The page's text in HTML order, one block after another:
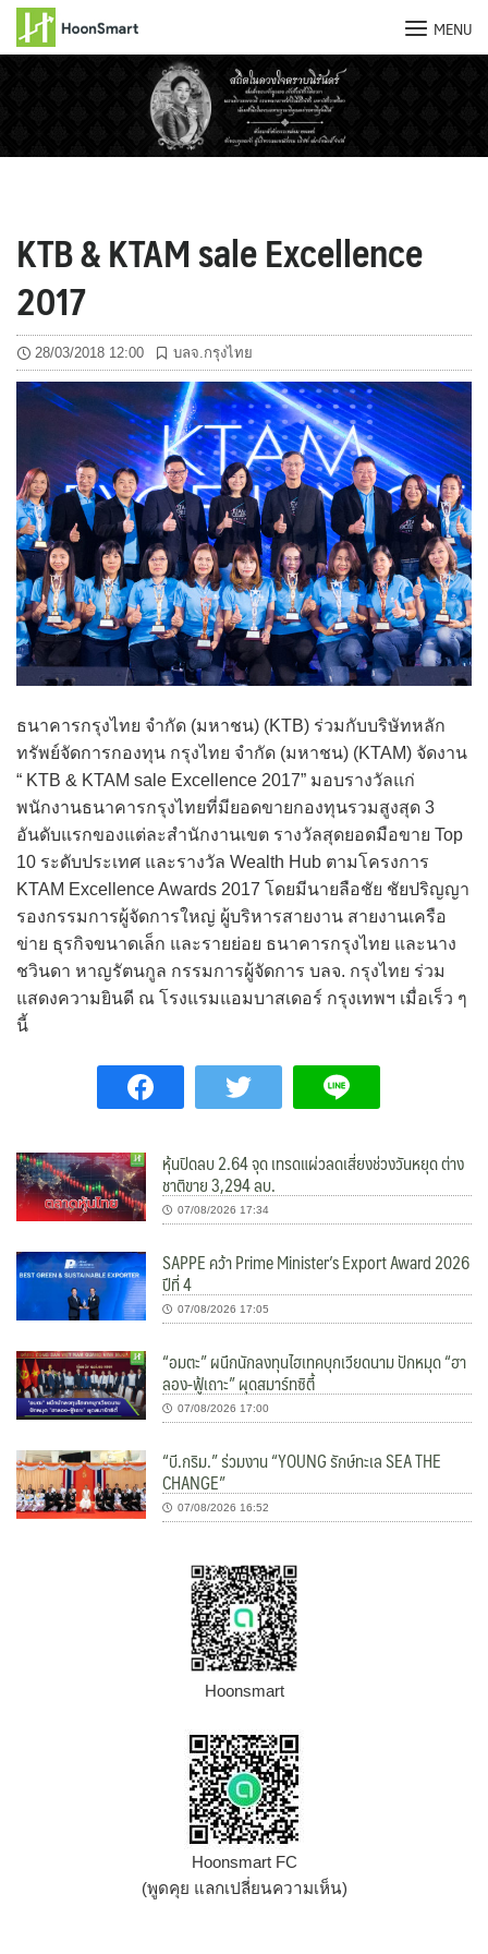
MENU
KTB & KTAM sale Excellence
2017
28/03/2018 12:00 บลจ.กรุงไทย
ธนาคารกรุงไทย จำกัด (มหาชน) (KTB) ร่วมกับบริษัทหลัก
ทรัพย์จัดการกองทุน กรุงไทย จำกัด (มหาชน) (KTAM) จัดงาน
“ KTB & KTAM sale Excellence 2017” มอบรางวัลแก่
พนักงานธนาคารกรุงไทยที่มียอดขายกองทุนรวมสูงสุด 3
อันดับแรกของแต่ละสำนักงานเขต รางวัลสุดยอดมือขาย Top
10 ระดับประเทศ และรางวัล Wealth Hub ตามโครงการ
KTAM Excellence Awards 2017 โดยมีนายลือชัย ชัยปริญญา
รองกรรมการผู้จัดการใหญ่ ผู้บริหารสายงาน สายงานเครือ
ข่าย ธุรกิจขนาดเล็ก และรายย่อย ธนาคารกรุงไทย และนาง
ชวินดา หาญรัตนกูล กรรมการผู้จัดการ บลจ. กรุงไทย ร่วม
แสดงความยินดี ณ โรงแรมแอมบาสเดอร์ กรุงเทพฯ เมื่อเร็ว ๆ
นี้
หุ้นปิดลบ 2.64 จุด เทรดแผ่วลดเสี่ยงช่วงวันหยุด ต่าง
ชาติขาย 3,294 ลบ.
07/08/2026 17:34
SAPPE คว้า Prime Minister’s Export Award 2026
ปีที่ 4
07/08/2026 17:05
“อมตะ” ผนึกนักลงทุนไฮเทคบุกเวียดนาม ปักหมุด “ฮา
ลอง-ฟู้เถาะ” ผุดสมาร์ทซิตี้
07/08/2026 17:00
“บี.กริม.” ร่วมงาน “YOUNG รักษ์ทะเล SEA THE
CHANGE”
07/08/2026 16:52
Hoonsmart
Hoonsmart FC
(พูดคุย แลกเปลี่ยนความเห็น)